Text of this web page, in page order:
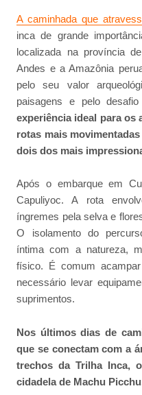
A caminhada que
inca de grande
localizada na província
Andes e a Amazônia
pelo seu valor
paisagens e pelo
experiência ideal para os
rotas mais
dois dos mais
Após o embarque em
Capuliyoc. A rota
íngremes pela selva e
O isolamento do
íntima com a natureza,
físico. É comum
necessário levar
suprimentos.
Nos últimos dias de
que se conectam com a
trechos da Trilha Inca,
cidadela de Machu